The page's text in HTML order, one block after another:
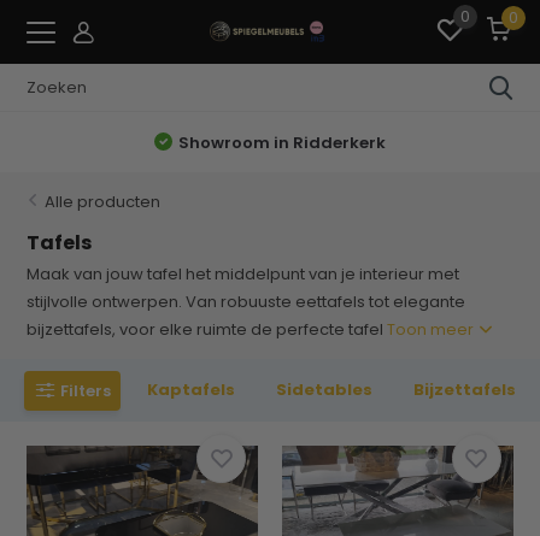
0 0
Schrijf je in voorKORTING!
Alle producten
Tafels
Maak van jouw tafel het middelpunt van je interieur met
stijlvolle ontwerpen. Van robuuste eettafels tot elegante
bijzettafels, voor elke ruimte de perfecte tafelToon meer
Filters Kaptafels Sidetables Bijzettafels